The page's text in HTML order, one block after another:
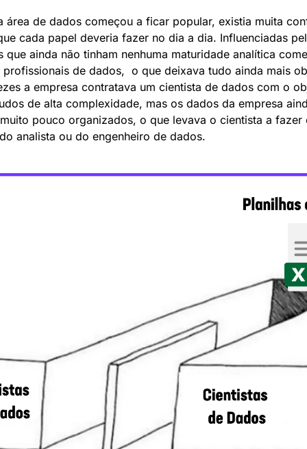
área de dados começou a ficar popular, existia muita
cada papel deveria fazer no dia a dia. Influenciadas
que ainda não tinham nenhuma maturidade analítica
profissionais de dados,  o que deixava tudo ainda mais
a empresa contratava um cientista de dados com o
de alta complexidade, mas os dados da empresa
pouco organizados, o que levava o cientista a fazer
analista ou do engenheiro de dados.